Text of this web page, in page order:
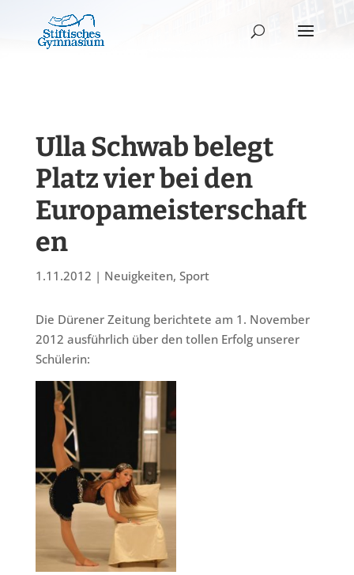
Ulla Schwab belegt
Platz vier bei den
Europameisterschaft
en
1.11.2012 | Neuigkeiten, Sport
Die Dürener Zeitung berichtete am 1. November
2012 ausführlich über den tollen Erfolg unserer
Schülerin: